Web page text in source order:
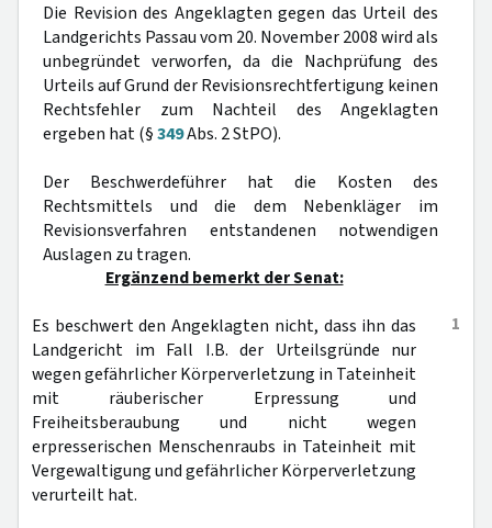
Die Revision des Angeklagten gegen das Urteil des
Landgerichts Passau vom 20. November 2008 wird als
unbegründet verworfen, da die Nachprüfung des
Urteils auf Grund der Revisionsrechtfertigung keinen
Rechtsfehler zum Nachteil des Angeklagten
ergeben hat (§349Abs. 2 StPO).
Der Beschwerdeführer hat die Kosten des
Rechtsmittels und die dem Nebenkläger im
Revisionsverfahren entstandenen notwendigen
Auslagen zu tragen.
Ergänzend bemerkt der Senat:
1
Es beschwert den Angeklagten nicht, dass ihn das
Landgericht im Fall I.B. der Urteilsgründe nur
wegen gefährlicher Körperverletzung in Tateinheit
mit räuberischer Erpressung und
Freiheitsberaubung und nicht wegen
erpresserischen Menschenraubs in Tateinheit mit
Vergewaltigung und gefährlicher Körperverletzung
verurteilt hat.